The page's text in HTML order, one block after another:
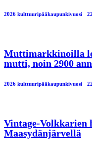
2026 kulttuuripääkaupunkivuosi
Muttimarkkinoilla
mutti, noin 2900
2026 kulttuuripääkaupunkivuosi
Vintage-Volkkarien
Maasydänjärvellä